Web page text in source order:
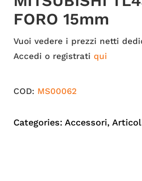
FORO 15mm
Vuoi vedere i prezzi netti
Accedi o registrati qui
COD: MS00062
Categories: Accessori,